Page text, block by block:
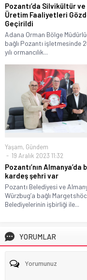
Pozantı’da Silvikültür ve
Üretim Faaliyetleri
Geçirildi
Adana Orman Bölge
bağlı Pozantı işletmesinde
yılı ormancılık...
Yaşam, Gündem
19 Aralık 2023 11:32
Pozantı’nın Almanya’da
kardeş şehri var
Pozantı Belediyesi ve
Würzbug’a bağlı
Belediyelerinin işbirliği ile...
YORUMLAR